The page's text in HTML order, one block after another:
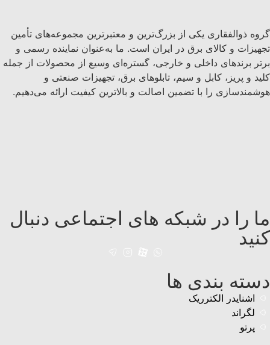
گروه ذوالفقاری یکی از بزرگ‌ترین و معتبرترین مجموعه‌های تأمین
تجهیزات و کالای برق در ایران است. ما به‌عنوان نماینده رسمی و
برتر برندهای داخلی و خارجی، گستره‌ای وسیع از محصولات از جمله
کلید و پریز، کابل و سیم، تابلوهای برق، تجهیزات صنعتی و
هوشمندسازی را با تضمین اصالت و بالاترین کیفیت ارائه می‌دهیم.
ما را در شبکه های اجتماعی دنبال
کنید
دسته بندی ها
اشنایدر الکترریک
لگراند
پرتو